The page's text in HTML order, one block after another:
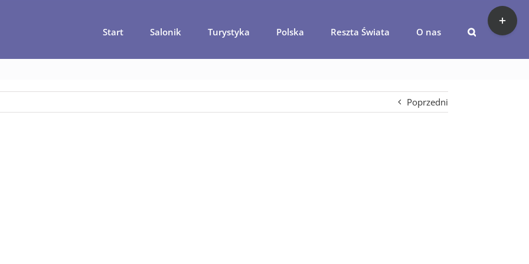
Start Salonik Turystyka Polska Reszta Świata O nas
15 niezwykłych miejsc w Gruzji, które warto zobaczyć
Poprzedni
Toggle
Sliding
Bar